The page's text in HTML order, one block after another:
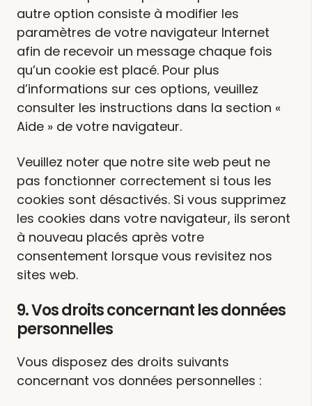
autre option consiste à modifier les
paramètres de votre navigateur Internet
afin de recevoir un message chaque fois
qu’un cookie est placé. Pour plus
d’informations sur ces options, veuillez
consulter les instructions dans la section «
Aide » de votre navigateur.
Veuillez noter que notre site web peut ne
pas fonctionner correctement si tous les
cookies sont désactivés. Si vous supprimez
les cookies dans votre navigateur, ils seront
à nouveau placés après votre
consentement lorsque vous revisitez nos
sites web.
9. Vos droits concernant les données
personnelles
Vous disposez des droits suivants
concernant vos données personnelles :